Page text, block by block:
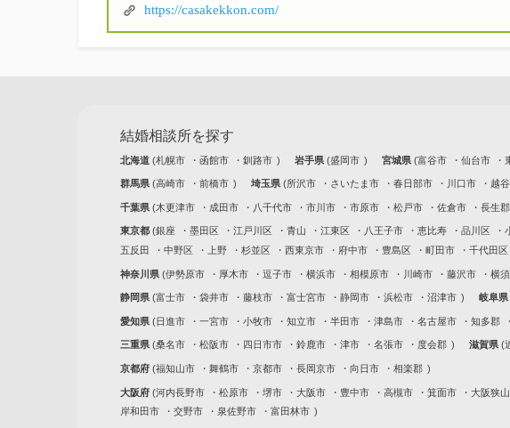
https://casakekkon.com/
結婚相談所を探す
北海道 札幌市 函館市 釧路市 岩手県 盛岡市 宮城県 富谷市 仙台市
群馬県 高崎市 前橋市 埼玉県 所沢市 さいたま市 春日部市 川口市 越
千葉県 木更津市 成田市 八千代市 市川市 市原市 松戸市 佐倉市 長生郡
東京都 銀座 墨田区 江戸川区 青山 江東区 八王子市 恵比寿 品川区
五反田
中野区 上野 杉並区 西東京市 府中市 豊島区 町田市 千代田区
神奈川県 伊勢原市 厚木市 逗子市 横浜市 相模原市 川崎市 藤沢市 横
静岡県 富士市 袋井市 藤枝市 富士宮市 静岡市 浜松市 沼津市 岐阜県
愛知県 日進市 一宮市 小牧市 知立市 半田市 津島市 名古屋市 知多郡
三重県 桑名市 松阪市 四日市市 鈴鹿市 津市 名張市 度会郡 滋賀県
京都府 福知山市 舞鶴市 京都市 長岡京市 向日市 相楽郡
大阪府 河内長野市 松原市 堺市 大阪市 豊中市 高槻市 箕面市 大阪狭
岸和田市
交野市 泉佐野市 富田林市